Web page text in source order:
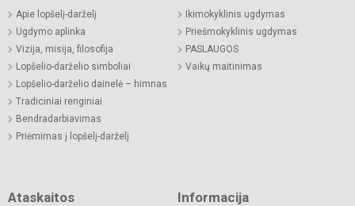
Apie lopšelį-darželį
Ugdymo aplinka
Vizija, misija, filosofija
Lopšelio-darželio simboliai
Lopšelio-darželio dainelė – himnas
Tradiciniai renginiai
Bendradarbiavimas
Priėmimas į lopšelį-darželį
Ikimokyklinis ugdymas
Priešmokyklinis ugdymas
PASLAUGOS
Vaikų maitinimas
Ataskaitos Informacija